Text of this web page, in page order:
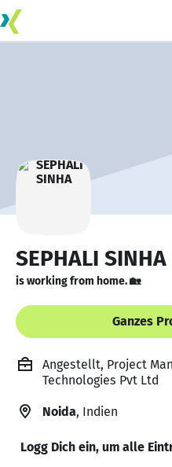
SEPHALI SINHA
is working from home. 🏡
Ganzes
Angestellt, Project
Technologies Pvt Ltd
Noida, Indien
Logg Dich ein, um alle